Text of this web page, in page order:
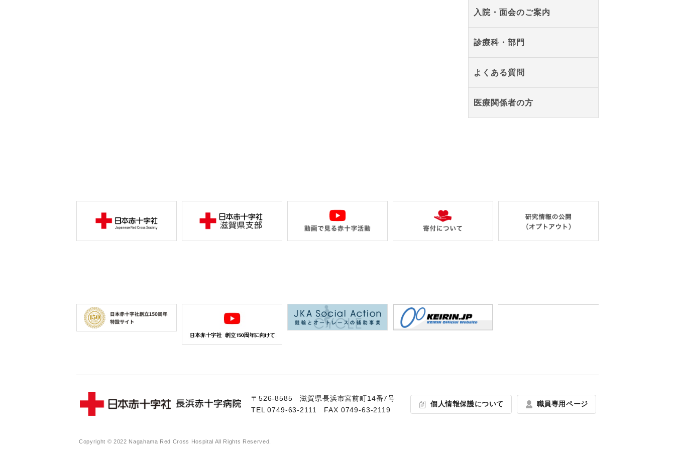
入院・面会のご案内
診療科・部門
よくある質問
医療関係者の方
〒526-8585 滋賀県⻑浜市宮前町14番7号
TEL0749-63-2111 FAX 0749-63-2119
個人情報保護について 職員専用ページ
Copyright © 2022 Nagahama Red Cross Hospital All Rights Reserved.